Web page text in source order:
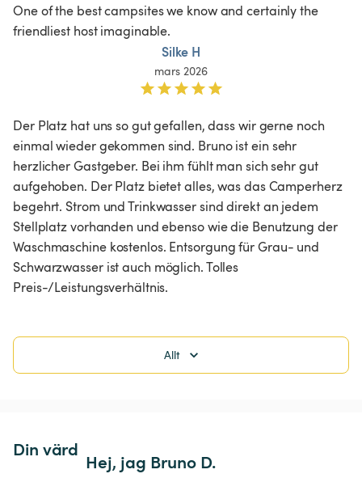
One of the best campsites we know and certainly the
friendliest host imaginable.
Silke H
mars 2026
Der Platz hat uns so gut gefallen, dass wir gerne noch
einmal wieder gekommen sind. Bruno ist ein sehr
herzlicher Gastgeber. Bei ihm fühlt man sich sehr gut
aufgehoben. Der Platz bietet alles, was das Camperherz
begehrt. Strom und Trinkwasser sind direkt an jedem
Stellplatz vorhanden und ebenso wie die Benutzung der
Waschmaschine kostenlos. Entsorgung für Grau- und
Schwarzwasser ist auch möglich. Tolles
Preis-/Leistungsverhältnis.
Allt
Din värd
Hej, jag Bruno D.